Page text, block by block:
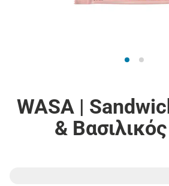
WASA |
&